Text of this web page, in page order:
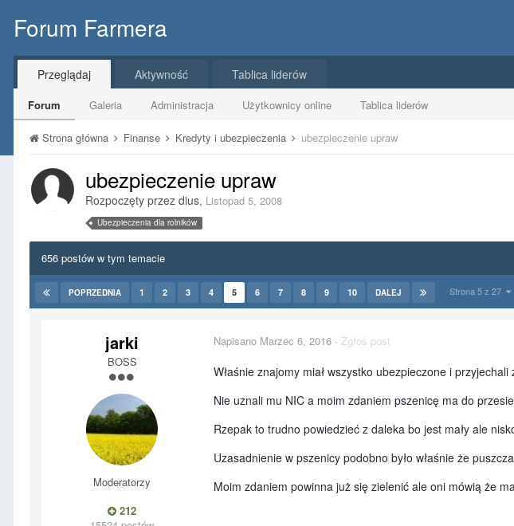
Forum Farmera
Przeglądaj
Forum Galeria Administracja Użytkownicy online Tablica liderów
Aktywność Tablica liderów
Strona główna Finanse Kredyty i ubezpieczenia ubezpieczenie upraw
ubezpieczenie upraw
Rozpoczęty przez dius, Listopad 5, 2008
Ubezpieczenia dla rolników
656 postów w tym temacie
POPRZEDNIA 1 2 3 4 5 6 7 8 9 10 DALEJ Strona 5 z 27
jarki
BOSS
Moderatorzy
212
Napisano Marzec 6, 2016 · Zgłoś post
Właśnie znajomy miał wszystko ubezpieczone i
Nie uznali mu NIC a moim zdaniem pszenicę ma do
Rzepak to trudno powiedzieć z daleka bo jest mały ale
Uzasadnienie w pszenicy podobno było właśnie że
Moim zdaniem powinna już się zielenić ale oni mówią że